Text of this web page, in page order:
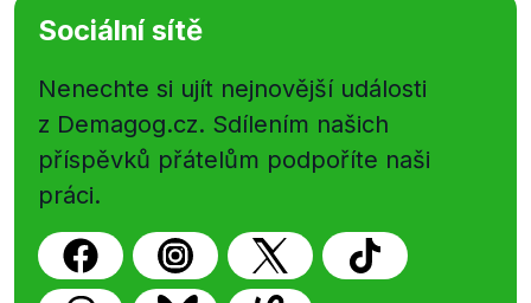
Sociální sítě
Nenechte si ujít nejnovější události
z Demagog.cz. Sdílením našich
příspěvků přátelům podpoříte naši
práci.